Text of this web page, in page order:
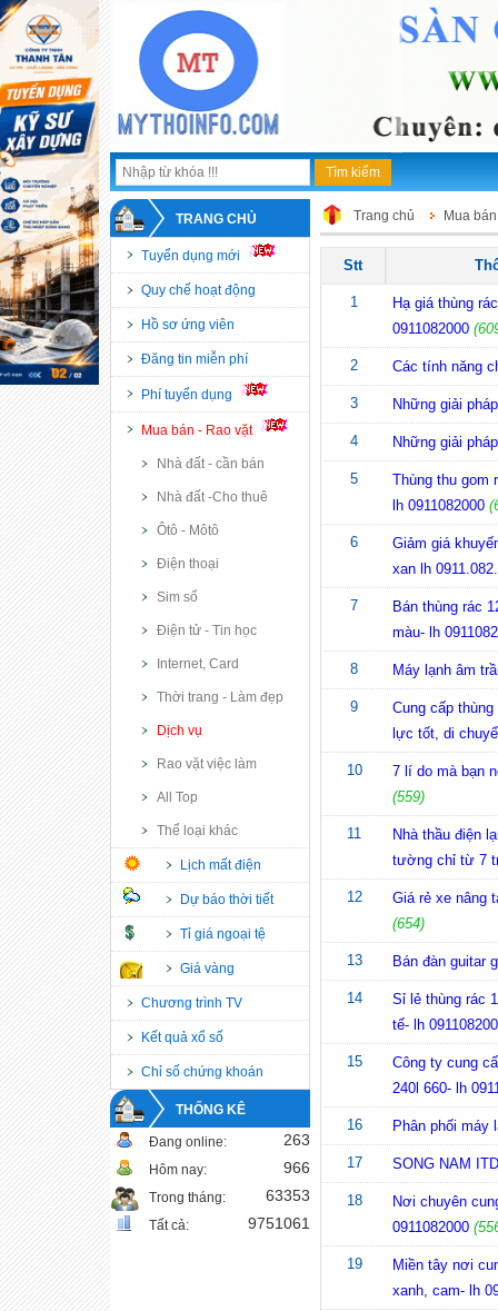
TRANG CHỦ
Tuyển dụng mới
Quy chế hoạt động
Hồ sơ ứng viên
Đăng tin miễn phí
Phí tuyển dụng
Mua bán - Rao vặt
Nhà đất - cần bán
Nhà đất -Cho thuê
Ôtô - Môtô
Điện thoại
Sim số
Điện tử - Tin học
Internet, Card
Thời trang - Làm đẹp
Dịch vụ
Rao vặt việc làm
All Top
Thể loại khác
Lịch mất điện
Dự báo thời tiết
Tỉ giá ngoại tệ
Giá vàng
Chương trình TV
Kết quả xổ số
Chỉ số chứng khoán
THỐNG KÊ
Đang online: 263
Hôm nay: 966
Trong tháng: 63353
Tất cả: 9751061
Trang chủ Mua
Stt
1
Hạ giá thùng
0911082000
2 Các tính năng
3 Những giải
4 Những giải
5
Thùng thu gom
lh 0911082000
6
Giảm giá
xan lh
7
Bán thùng rác
màu- lh
8 Máy lạnh âm
9
Cung cấp
lực tốt, di
10
7 lí do mà bạn
(559)
11
Nhà thầu điện
tường chỉ từ 7
12
Giá rẻ xe nâng
(654)
13 Bán đàn guitar
14
Sỉ lẻ thùng rác
tế- lh
15
Công ty cung
240l 660- lh
16 Phân phối máy
17 SONG NAM
18
Nơi chuyên
0911082000
19
Miền tây nơi
xanh, cam- lh